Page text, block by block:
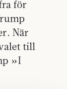
för
När
till
»I